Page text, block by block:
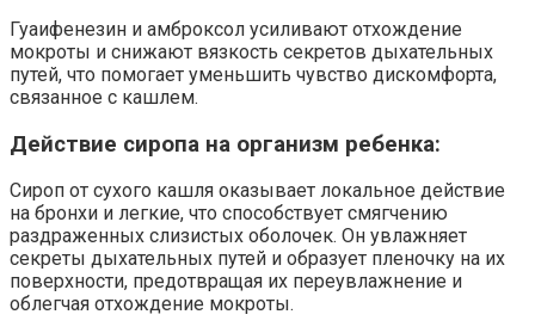
Гуаифенезин и амброксол усиливают отхождение
мокроты и снижают вязкость секретов дыхательных
путей, что помогает уменьшить чувство дискомфорта,
связанное с кашлем.
Действие сиропа на организм ребенка:
Сироп от сухого кашля оказывает локальное действие
на бронхи и легкие, что способствует смягчению
раздраженных слизистых оболочек. Он увлажняет
секреты дыхательных путей и образует пленочку на их
поверхности, предотвращая их переувлажнение и
облегчая отхождение мокроты.